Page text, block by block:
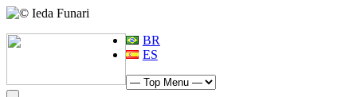
BR
ES